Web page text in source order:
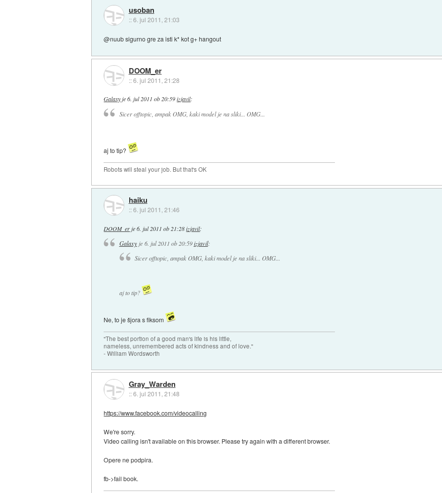
usoban
::6. jul 2011, 21:03
@nuub sigurno gre za isti k* kot g+ hangout
DOOM_er
::6. jul 2011, 21:28
Galaxyje6. jul 2011 ob 20:59 izjavil:
Sicer offtopic, ampak OMG, kaki model je na sliki... OMG...
aj to tip?
Robots will steal your job. But that's OK
haiku
::6. jul 2011, 21:46
DOOM_er je6. jul 2011 ob 21:28 izjavil:
Galaxyje 6. jul 2011 ob 20:59 izjavil:
Sicer offtopic, ampak OMG, kaki model je na sliki... OMG...
aj to tip?
Ne, to je šjora s fiksom
"The best portion of a good man's life is his little,
nameless, unremembered acts of kindness and of love."
- William Wordsworth
Gray_Warden
::6. jul 2011, 21:48
https://www.facebook.com/videocalling
We're sorry.
Video calling isn't available on this browser. Please try again with a different browser.
Opere ne podpira.
fb->fail book.